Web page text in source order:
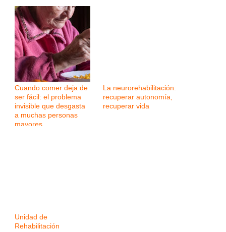
Cuando comer deja de
ser fácil: el problema
invisible que desgasta
a muchas personas
mayores
La neurorehabilitación:
recuperar autonomía,
recuperar vida
Unidad de
Rehabilitación